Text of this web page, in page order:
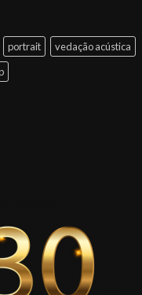
portrait
vedação acústica